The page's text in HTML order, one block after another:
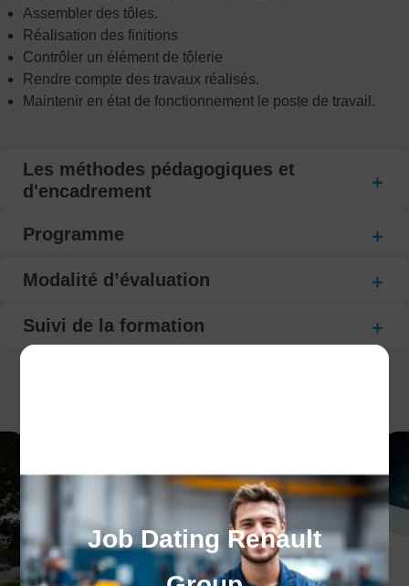
Job Dating Renault
Assembler des tôles.
Réalisation des finitions
Contrôler un élément de tôlerie
Rendre compte des travaux réalisés.
Maintenir en état de fonctionnement le poste de travail.
Les méthodes pédagogiques et
d'encadrement
Programme
Modalité d’évaluation
Suivi de la formation